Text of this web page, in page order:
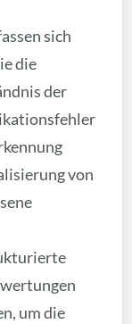
sich
die
der
von
um die